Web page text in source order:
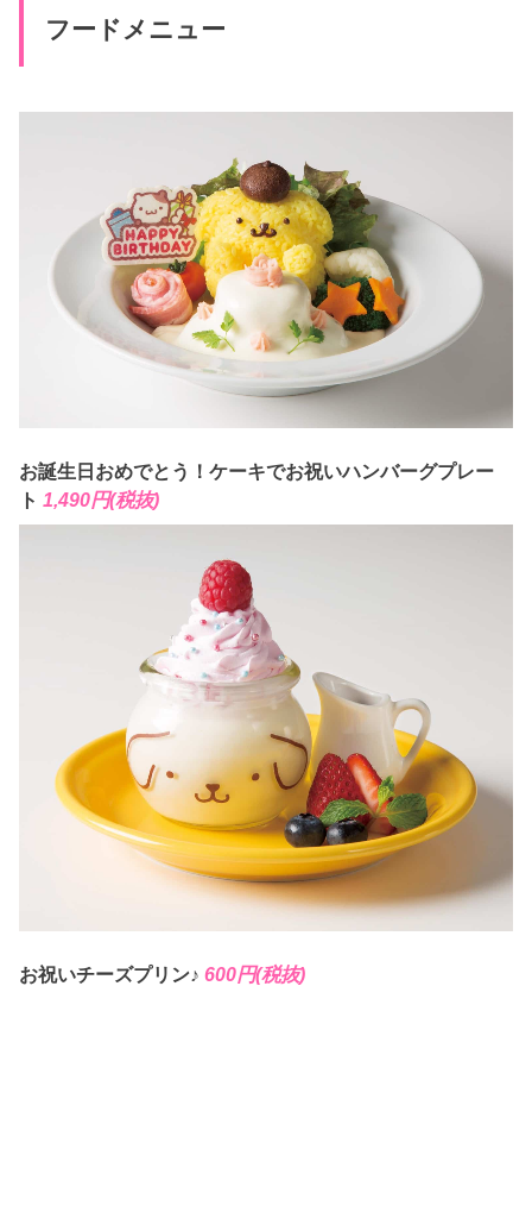
フードメニュー
お誕生日おめでとう！ケーキでお祝いハンバーグプレー
ト1,490円(税抜)
お祝いチーズプリン♪600円(税抜)